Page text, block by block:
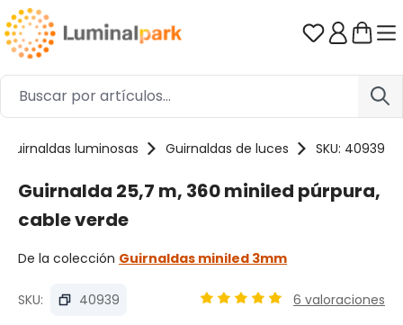
Saltar al contenido principal Tienes 0
Guirnaldas luminosas Guirnaldas de luces SKU: 40939
Guirnalda 25,7 m, 360 miniled púrpura,
cable verde
De la colección Guirnaldas miniled 3mm
SKU: 40939 6 valoraciones